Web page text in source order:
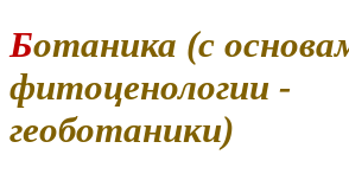
Ботаника (с основами
фитоценологии -
геоботаники)